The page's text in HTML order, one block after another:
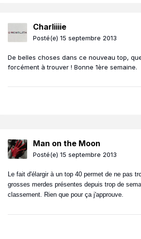
Charliiiie
Posté(e) 15 septembre 2013
De belles choses dans ce nouveau top,
forcément à trouver ! Bonne 1ère semaine.
Man on the Moon
Posté(e) 15 septembre 2013
Le fait d'élargir à un top 40 permet de ne pas
grosses merdes présentes depuis trop de
classement. Rien que pour ça j'approuve.